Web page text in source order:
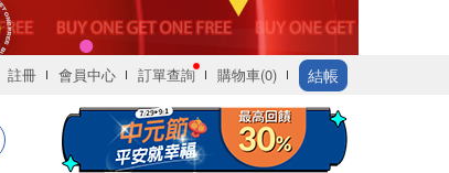
註冊 會員中心 訂單查詢 購物車(0) 結帳